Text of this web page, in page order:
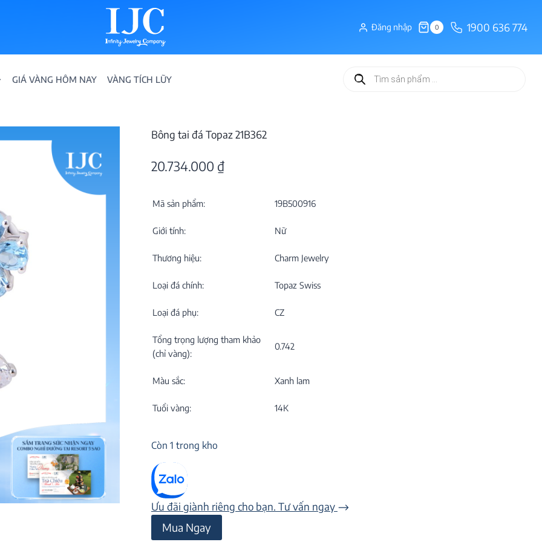
Đăng nhập 0 1900 636 774
GIÁ VÀNG HÔM NAY VÀNG TÍCH LŨY
Tìm
kiếm
Bông tai đá Topaz 21B362
20.734.000 ₫
Mã sản phẩm: 19B500916
Giới tính: Nữ
Thương hiệu: Charm Jewelry
Loại đá chính: Topaz Swiss
Loại đá phụ: CZ
Tổng trọng lượng tham khảo
(chỉ vàng):
0.742
Màu sắc: Xanh lam
Tuổi vàng: 14K
Còn 1 trong kho
Ưu đãi giành riêng cho bạn. Tư vấn ngay
Bông
tai
Mua Ngay